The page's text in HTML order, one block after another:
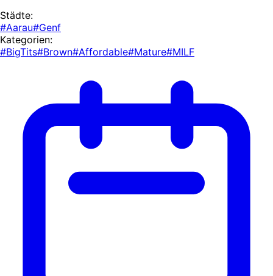
Städte:
#Aarau#Genf
Kategorien:
#BigTits#Brown#Affordable#Mature#MILF